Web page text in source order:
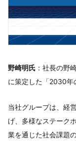
野崎明氏 ：社長の野
に策定した「2030年
当社グループは、経
げ、多様なステーク
業を通じた社会課題